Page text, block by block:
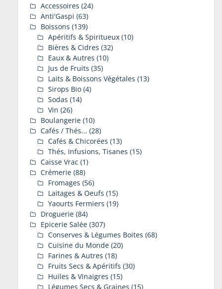
Accessoires (24)
Anti'Gaspi (63)
Boissons (139)
Apéritifs & Spiritueux (10)
Bières & Cidres (32)
Eaux & Autres (10)
Jus de Fruits (35)
Laits & Boissons Végétales (13)
Sirops Bio (4)
Sodas (14)
Vin (26)
Boulangerie (10)
Cafés / Thés... (28)
Cafés & Chicorées (13)
Thés, Infusions, Tisanes (15)
Caisse Vrac (1)
Crémerie (88)
Fromages (56)
Laitages & Oeufs (15)
Yaourts Fermiers (19)
Droguerie (84)
Epicerie Salée (307)
Conserves & Légumes Boites (68)
Cuisine du Monde (20)
Farines & Autres (18)
Fruits Secs & Apéritifs (30)
Huiles & Vinaigres (15)
Légumes Secs & Graines (15)